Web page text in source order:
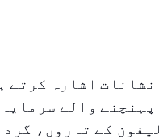
اشارہ کرتے
والے
کے تاروں، گرد